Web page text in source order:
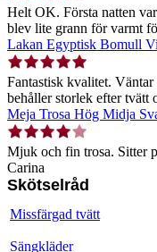
Helt OK. Första natten
blev lite grann för varmt
Lakan Egyptisk Bomull
Fantastisk kvalitet. Väntar
behåller storlek efter tvätt
Meja Trosa Hög Midja
Mjuk och fin trosa. Sitter
Carina
Skötselråd
Missfärgad tvätt
Sängkläder